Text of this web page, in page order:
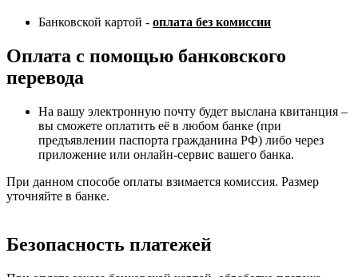
Банковской картой - оплата без комиссии
Оплата с помощью банковского
перевода
На вашу электронную почту будет выслана квитанция –
вы сможете оплатить её в любом банке (при
предъявлении паспорта гражданина РФ) либо через
приложение или онлайн-сервис вашего банка.
При данном способе оплаты взимается комиссия. Размер
уточняйте в банке.
Безопасность платежей